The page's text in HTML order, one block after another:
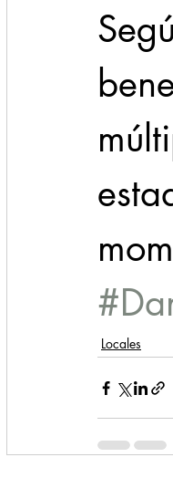
Locales